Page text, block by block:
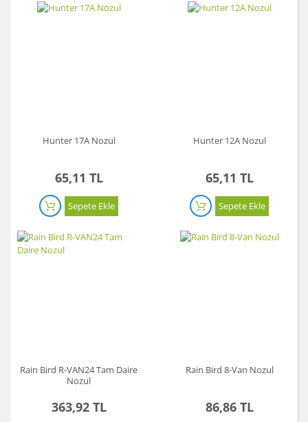
Hunter 17A Nozul
65,11 TL
Sepete Ekle
Hunter 12A Nozul
65,11 TL
Sepete Ekle
Rain Bird R-VAN24 Tam Daire
Nozul
363,92 TL
Rain Bird 8-Van Nozul
86,86 TL